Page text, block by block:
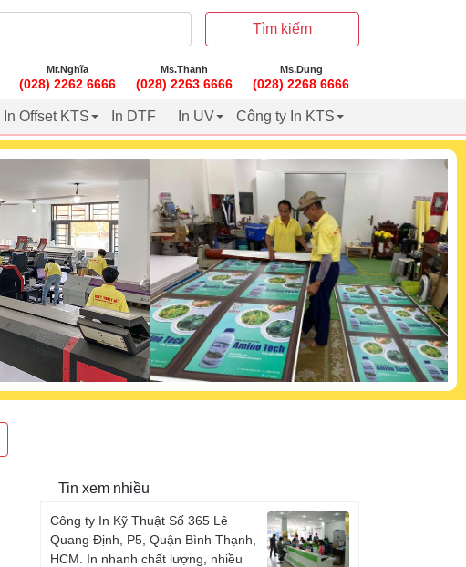
Tìm kiếm
Mr.Nghĩa
(028) 2262 6666
Ms.Thanh
(028) 2263 6666
Ms.Dung
(028) 2268 6666
In Offset KTS In DTF In UV Công ty In KTS
Tin xem nhiều
Công ty In Kỹ Thuật Số 365 Lê
Quang Định, P5, Quận Bình Thạnh,
HCM. In nhanh chất lượng, nhiều